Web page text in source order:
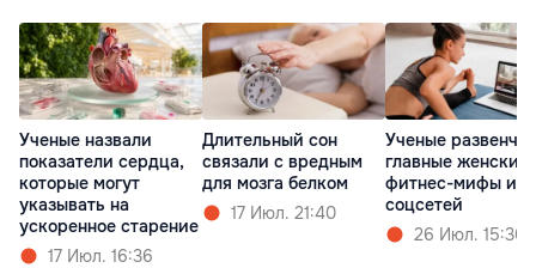
Ученые назвали
показатели сердца,
которые могут
указывать на
ускоренное старение
17 Июл. 16:36
Длительный сон
связали с вредным
для мозга белком
17 Июл. 21:40
Ученые
главные женские
фитнес-мифы из
соцсетей
26 Июл. 15:30